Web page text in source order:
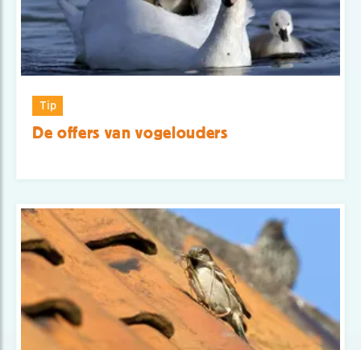
Tip
De offers van vogelouders